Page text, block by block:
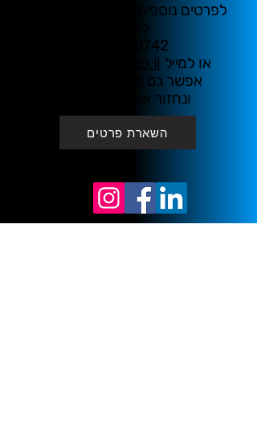
לפרטים נוספים והזמנות התקשרו
לטלפון
03-7610742
או למייל live@ofakim.co.il
אפשר גם להשאיר פרטים
ונחזור אליכם בהקדם
השארת פרטים